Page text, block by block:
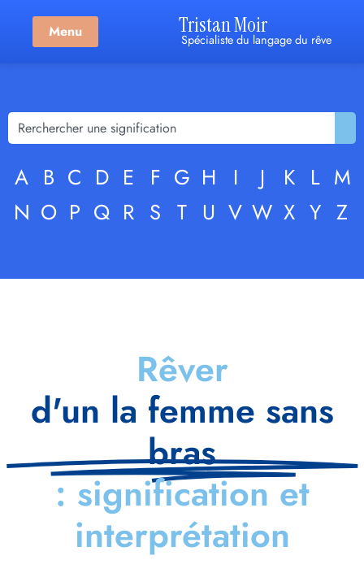
Menu Tristan Moir
Spécialiste du langage du rêve
A B C D E F G H I J K L M
N O P Q R S T U V W X Y Z
Rêver
d'un la femme sans
bras
: signification et
interprétation